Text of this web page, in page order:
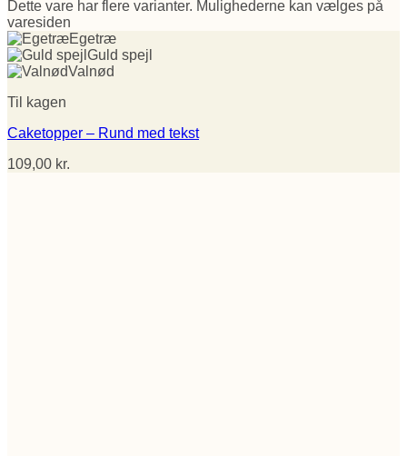
Dette vare har flere varianter. Mulighederne kan vælges på
varesiden
Egetræ
Guld spejl
Valnød
Til kagen
Caketopper – Rund med tekst
109,00 kr.